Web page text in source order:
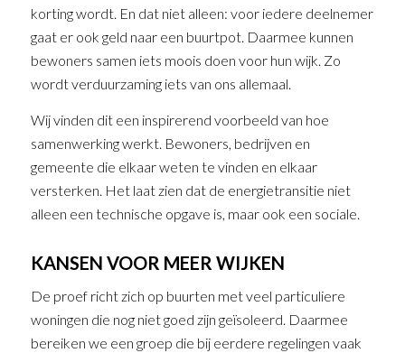
korting wordt. En dat niet alleen: voor iedere deelnemer
gaat er ook geld naar een buurtpot. Daarmee kunnen
bewoners samen iets moois doen voor hun wijk. Zo
wordt verduurzaming iets van ons allemaal.
Wij vinden dit een inspirerend voorbeeld van hoe
samenwerking werkt. Bewoners, bedrijven en
gemeente die elkaar weten te vinden en elkaar
versterken. Het laat zien dat de energietransitie niet
alleen een technische opgave is, maar ook een sociale.
KANSEN VOOR MEER WIJKEN
De proef richt zich op buurten met veel particuliere
woningen die nog niet goed zijn geïsoleerd. Daarmee
bereiken we een groep die bij eerdere regelingen vaak